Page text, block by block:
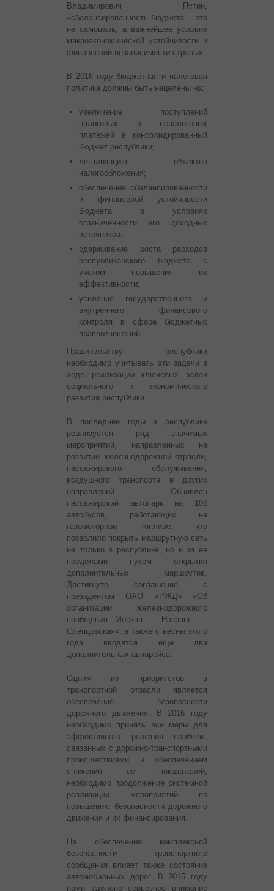
Владимирович Путин,
«сбалансированность бюджета – это
не самоцель, а важнейшее условие
макроэкономической устойчивости и
финансовой независимости страны».
В 2016 году бюджетная и налоговая
политика должны быть нацелены на:
увеличение поступлений
налоговых и неналоговых
платежей в консолидированный
бюджет республики;
легализацию объектов
налогообложения;
обеспечение сбалансированности
и финансовой устойчивости
бюджета в условиях
ограниченности его доходных
источников;
сдерживание роста расходов
республиканского бюджета с
учетом повышения их
эффективности;
усиление государственного и
внутреннего финансового
контроля в сфере бюджетных
правоотношений.
Правительству республики
необходимо учитывать эти задачи в
ходе реализации ключевых задач
социального и экономического
развития республики.
В последние годы в республике
реализуется ряд значимых
мероприятий, направленных на
развитие железнодорожной отрасли,
пассажирского обслуживания,
воздушного транспорта и других
направлений. Обновлен
пассажирский автопарк на 106
автобусов, работающих на
газомоторном топливе, что
позволило покрыть маршрутную сеть
не только в республике, но и за ее
пределами путем открытия
дополнительных маршрутов.
Достигнуто соглашение с
президентом ОАО «РЖД» «Об
организации железнодорожного
сообщения Москва – Назрань —
Слепцовская», а также с весны этого
года вводятся еще два
дополнительных авиарейса.
Одним из приоритетов в
транспортной отрасли является
обеспечение безопасности
дорожного движения. В 2016 году
необходимо принять все меры для
эффективного решения проблем,
связанных с дорожно-транспортными
происшествиями и обеспечением
снижения ее показателей,
необходимо продолжение системной
реализации мероприятий по
повышению безопасности дорожного
движения и их финансирования.
На обеспечение комплексной
безопасности транспортного
сообщения влияет также состояние
автомобильных дорог. В 2015 году
нами уделено серьезное внимание